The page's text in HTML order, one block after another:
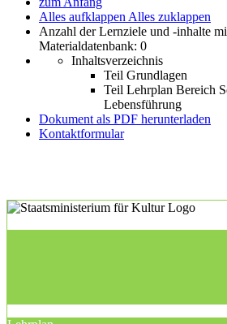
Alles aufklappen Alles zuklappen
Anzahl der Lernziele und -inhalte
Materialdatenbank: 0
Inhaltsverzeichnis
Teil Grundlagen
Teil Lehrplan Bereich
Lebensführung
Dokument als PDF herunterladen
Kontaktformular